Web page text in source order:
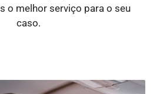
o melhor serviço para o seu
caso.